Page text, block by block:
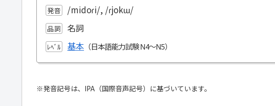
発音 /midoɾi/, /ɾjokɯ/
品詞 名詞
ﾚﾍﾞﾙ 基本
※発音記号は、IPA（国際音声記号）に基づいています。